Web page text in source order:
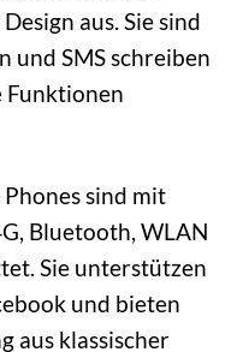
aus. Sie sind
und SMS schreiben
Funktionen
sind mit
Bluetooth, WLAN
Sie unterstützen
und bieten
aus klassischer